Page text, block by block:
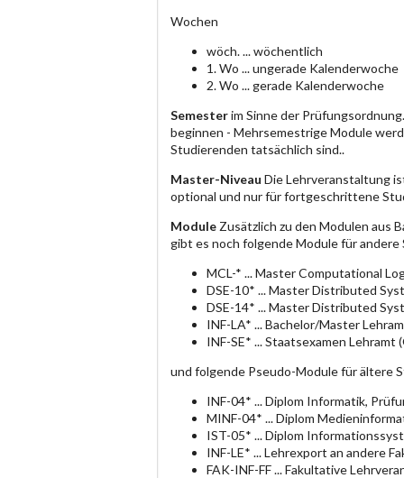
Wochen
wöch. ... wöchentlich
1. Wo ... ungerade Kalenderwoche
2. Wo ... gerade Kalenderwoche
Semesterim Sinne der
beginnen - Mehrsemestrige Module
Studierenden tatsächlich sind..
Master-Niveau Die Lehrveranstaltung
optional und nur für fortgeschrittene
Module Zusätzlich zu den Modulen aus
gibt es noch folgende Module für andere
MCL-* ... Master Computational
DSE-10* ... Master Distributed
DSE-14* ... Master Distributed
INF-LA* ... Bachelor/Master
INF-SE* ... Staatsexamen
und folgende Pseudo-Module für ältere
INF-04* ... Diplom Informatik,
MINF-04* ... Diplom
IST-05* ... Diplom
INF-LE* ... Lehrexport an andere
FAK-INF-FF ... Fakultative